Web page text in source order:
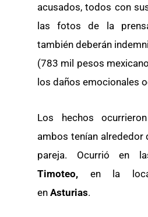
acusados, todos con
las fotos de la
también deberán
(783 mil pesos
los daños emocionales
Los hechos
ambos tenían alrededor
pareja. Ocurrió en
Timoteo, en la
en Asturias.